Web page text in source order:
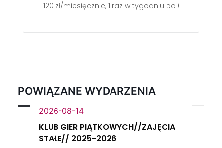
120 zł/miesięcznie, 1 raz w tygodniu po 60 min
POWIĄZANE WYDARZENIA
2026-08-14
KLUB GIER PIĄTKOWYCH//ZAJĘCIA
STAŁE// 2025-2026